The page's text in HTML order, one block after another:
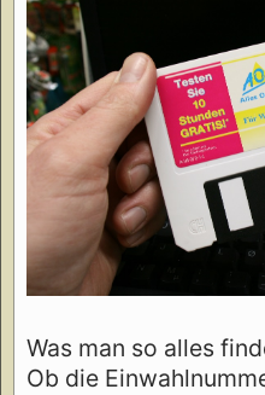
Was man so alles
Ob die